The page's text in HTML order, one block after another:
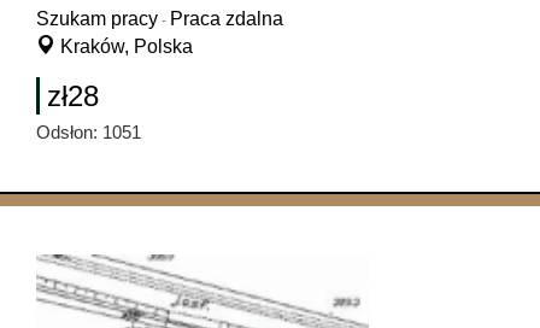
Szukam pracy - Praca zdalna
Kraków, Polska
zł28
Odsłon: 1051